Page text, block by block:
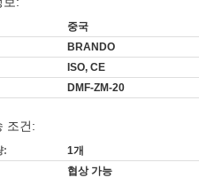
중국
BRANDO
ISO, CE
DMF-ZM-20
조건:
:
1개
협상 가능